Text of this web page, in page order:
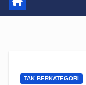
TAK BERKATEGORI